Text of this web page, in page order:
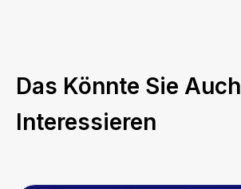
Das Könnte Sie Auch
Interessieren